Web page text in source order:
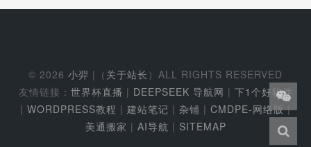
© 2026 小羿 |（ 关于站长 ）ALL RIGHTS RESERVED
友情链接： 世界杯直播 | DEEPSEEK 导航网 | 下1个好软件
| WORDPRESS教程 | 建站笔记 | 杂铺 | CMDPE-网络版|
美通搬家 | AI导航 | SITEMAP